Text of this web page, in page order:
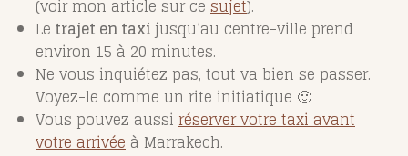
(voir mon article sur ce sujet).
Le trajet en taxi jusqu’au centre-ville prend
environ 15 à 20 minutes.
Ne vous inquiétez pas, tout va bien se passer.
Voyez-le comme un rite initiatique 🙂
Vous pouvez aussi réserver votre taxi avant
votre arrivée à Marrakech.